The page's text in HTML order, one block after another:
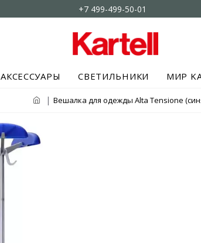
+7 499-499-50-01
АКСЕССУАРЫ СВЕТИЛЬНИКИ МИР
Вешалка для одежды Alta Tensione